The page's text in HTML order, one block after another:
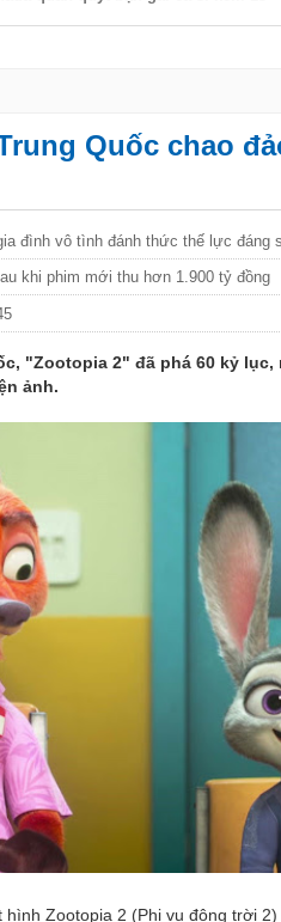
dội nhất
về hệ sinh thái sáng tạo Việt Nam
tài sản nghìn tỷ lấy vợ đẹp cao
vào vai con gái đặc vụ nổi tiếng sau
ở tuổi 38 tại nhà riêng, cảnh sát
Okinawa (Nhật Bản), Biển Đông
đánh dấu thêm nhiều cột mốc ý
nghệ thuật
Lệ Bình mỗi khi diễn chỉ ăn 1 quả
mình như 18'
Quốc chao
đình vô tình đánh thức thế lực đáng
khi phim mới thu hơn 1.900 tỷ đồng
"Zootopia 2" đã phá 60 kỷ lục,
ảnh.
Zootopia 2 (Phi vụ động trời